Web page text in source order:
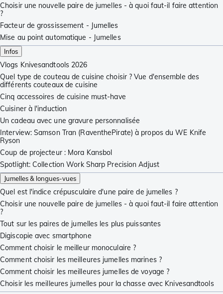
Choisir une nouvelle paire de jumelles - à quoi faut-il faire attention
?
Facteur de grossissement - Jumelles
Mise au point automatique - Jumelles
Infos
Vlogs Knivesandtools 2026
Quel type de couteau de cuisine choisir ? Vue d'ensemble des
différents couteaux de cuisine
Cinq accessoires de cuisine must-have
Cuisiner à l'induction
Un cadeau avec une gravure personnalisée
Interview: Samson Tran (RaventhePirate) à propos du WE Knife
Ryson
Coup de projecteur : Mora Kansbol
Spotlight: Collection Work Sharp Precision Adjust
Jumelles & longues-vues
Quel est l'indice crépusculaire d'une paire de jumelles ?
Choisir une nouvelle paire de jumelles - à quoi faut-il faire attention
?
Tout sur les paires de jumelles les plus puissantes
Digiscopie avec smartphone
Comment choisir le meilleur monoculaire ?
Comment choisir les meilleures jumelles marines ?
Comment choisir les meilleures jumelles de voyage ?
Choisir les meilleures jumelles pour la chasse avec Knivesandtools